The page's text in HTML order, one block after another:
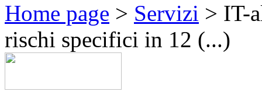
Home page > Servizi > IT-
rischi specifici in 12 (...)